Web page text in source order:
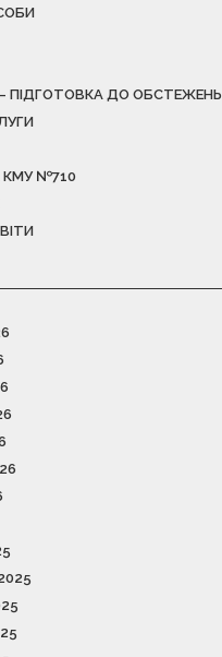
ПІДГОТОВКА ДО ОБСТЕЖЕНЬ
№710